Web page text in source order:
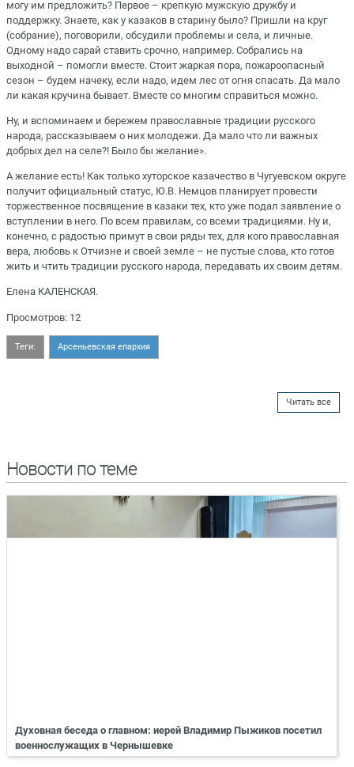
могу им предложить? Первое – крепкую мужскую дружбу и
поддержку. Знаете, как у казаков в старину было? Пришли на круг
(собрание), поговорили, обсудили проблемы и села, и личные.
Одному надо сарай ставить срочно, например. Собрались на
выходной – помогли вместе. Стоит жаркая пора, пожароопасный
сезон – будем начеку, если надо, идем лес от огня спасать. Да мало
ли какая кручина бывает. Вместе со многим справиться можно.
Ну, и вспоминаем и бережем православные традиции русского
народа, рассказываем о них молодежи. Да мало что ли важных
добрых дел на селе?! Было бы желание».
А желание есть! Как только хуторское казачество в Чугуевском округе
получит официальный статус, Ю.В. Немцов планирует провести
торжественное посвящение в казаки тех, кто уже подал заявление о
вступлении в него. По всем правилам, со всеми традициями. Ну и,
конечно, с радостью примут в свои ряды тех, для кого православная
вера, любовь к Отчизне и своей земле – не пустые слова, кто готов
жить и чтить традиции русского народа, передавать их своим детям.
Елена КАЛЕНСКАЯ.
Просмотров: 12
Теги: Арсеньевская епархия
Читать все
Новости по теме
Духовная беседа о главном: иерей Владимир Пыжиков посетил
военнослужащих в Чернышевке